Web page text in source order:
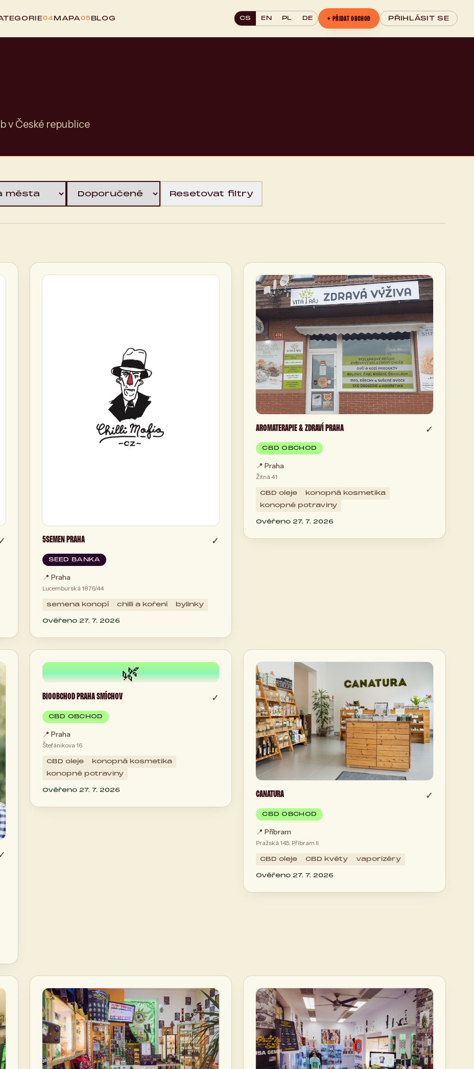
04 MAPA05 BLOG CS EN PL DE + PŘIDAT OBCHOD PŘIHLÁSIT SE
v České republice
Resetovat filtry
5SEMEN PRAHA ✓
SEED BANKA
📍 Praha
Lucemburská 1876/44
semena konopí chilli a koření bylinky
Ověřeno 27. 7. 2026
AROMATERAPIE & ZDRAVÍ PRAHA ✓
CBD OBCHOD
📍 Praha
Žitná 41
CBD oleje
konopná kosmetika
konopné potraviny
Ověřeno 27. 7. 2026
🌿
BIOOBCHOD PRAHA SMÍCHOV ✓
CBD OBCHOD
📍 Praha
Štefánikova 16
CBD oleje
konopná kosmetika
konopné potraviny
Ověřeno 27. 7. 2026 CANATURA ✓
CBD OBCHOD
📍 Příbram
Pražská 145, Příbram II
CBD oleje CBD květy vaporizéry
Ověřeno 27. 7. 2026